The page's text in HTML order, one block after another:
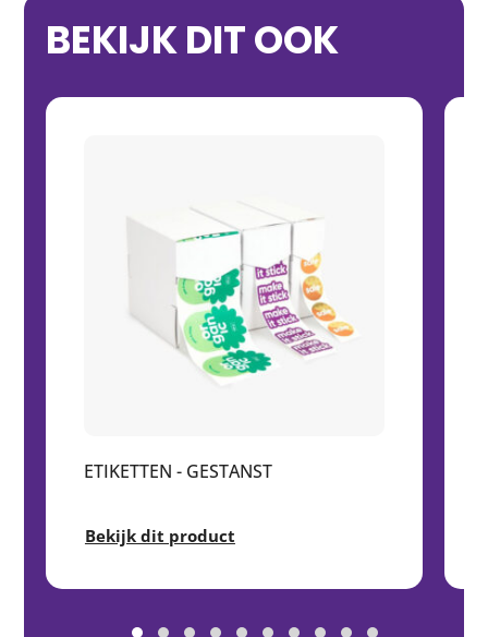
BEKIJK DIT OOK
ETIKETTEN - GESTANST
Bekijk dit product